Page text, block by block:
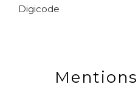
Digicode